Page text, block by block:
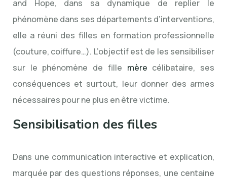
and Hope, dans sa dynamique de replier le
phénomène dans ses départements d’interventions,
elle a réuni des filles en formation professionnelle
(couture, coiffure…). L’objectif est de les sensibiliser
sur le phénomène de fille mère célibataire, ses
conséquences et surtout, leur donner des armes
nécessaires pour ne plus en être victime.
Sensibilisation des filles
Dans une communication interactive et explication,
marquée par des questions réponses, une centaine